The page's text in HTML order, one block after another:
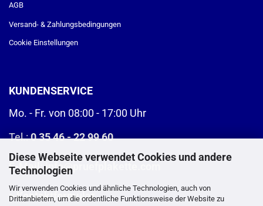
Diese Webseite verwendet Cookies und andere
Technologien
Wir verwenden Cookies und ähnliche Technologien, auch von
Drittanbietern, um die ordentliche Funktionsweise der Website zu
AGB
Versand- & Zahlungsbedingungen
Cookie Einstellungen
KUNDENSERVICE
Mo. - Fr. von 08:00 - 17:00 Uhr
Tel.:0 35 46 - 22 99 60
E-Mail:info@pruefplakette.com
>Kontaktformular